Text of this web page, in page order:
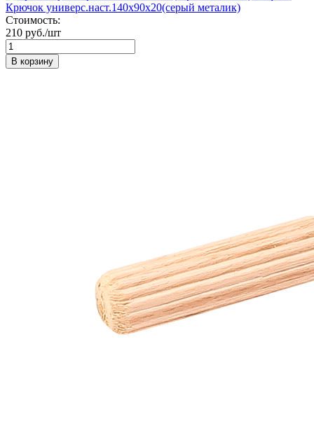
Крючок универс.наст.140х90х20(серый металик)
Стоимость:
210 руб./шт
В корзину